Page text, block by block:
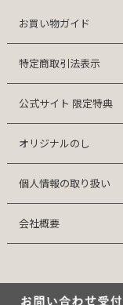
お買い物ガイド
特定商取引法表示
公式サイト 限定特典
オリジナルのし
個人情報の取り扱い
会社概要